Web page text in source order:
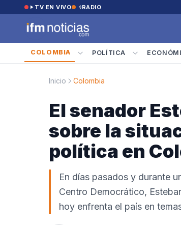
Saltar al contenido
TV EN VIVO RADIO
COLOMBIA POLÍTICA
Inicio Colombia
El senador
sobre la
política en
En días pasados y durante
Centro Democrático,
hoy enfrenta el país en